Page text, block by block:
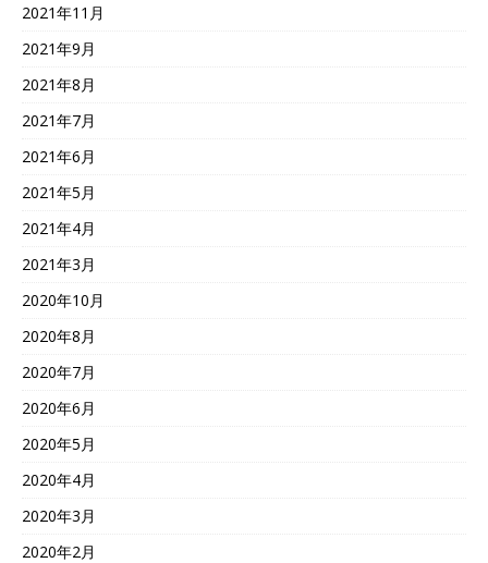
2021年11月
2021年9月
2021年8月
2021年7月
2021年6月
2021年5月
2021年4月
2021年3月
2020年10月
2020年8月
2020年7月
2020年6月
2020年5月
2020年4月
2020年3月
2020年2月